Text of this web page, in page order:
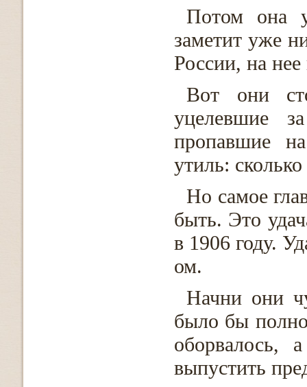
Потом она
заметит уже
России, на
Вот они
уцелевшие
пропавшие
утиль:
Но самое
быть. Это
в 1906 году.
ом.
Начни они
было бы
оборвалось,
выпустить